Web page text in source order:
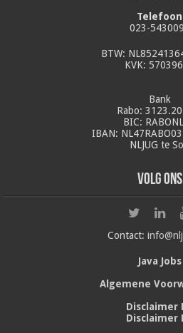
Telefoon
023-
BTW:
KVK:
Bank
Rabo:
BIC:
IBAN:
NLJUG te
Volg ons
Contact:
Java Jobs
Algemene
Disclaimer
Disclaimer